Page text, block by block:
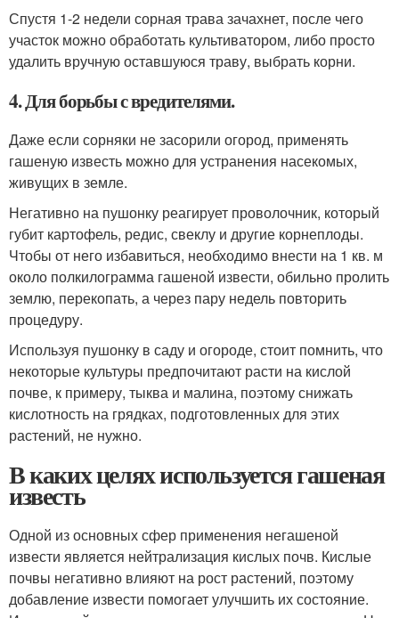
Спустя 1-2 недели сорная трава зачахнет, после чего
участок можно обработать культиватором, либо просто
удалить вручную оставшуюся траву, выбрать корни.
4. Для борьбы с вредителями.
Даже если сорняки не засорили огород, применять
гашеную известь можно для устранения насекомых,
живущих в земле.
Негативно на пушонку реагирует проволочник, который
губит картофель, редис, свеклу и другие корнеплоды.
Чтобы от него избавиться, необходимо внести на 1 кв. м
около полкилограмма гашеной извести, обильно пролить
землю, перекопать, а через пару недель повторить
процедуру.
Используя пушонку в саду и огороде, стоит помнить, что
некоторые культуры предпочитают расти на кислой
почве, к примеру, тыква и малина, поэтому снижать
кислотность на грядках, подготовленных для этих
растений, не нужно.
В каких целях используется гашеная
известь
Одной из основных сфер применения негашеной
извести является нейтрализация кислых почв. Кислые
почвы негативно влияют на рост растений, поэтому
добавление извести помогает улучшить их состояние.